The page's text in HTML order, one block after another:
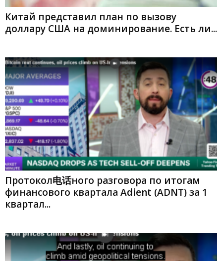
Китай представил план по вызову
доллару США на доминирование. Есть ли...
Протокол电话ного разговора по итогам
финансового квартала Adient (ADNT) за 1
квартал...